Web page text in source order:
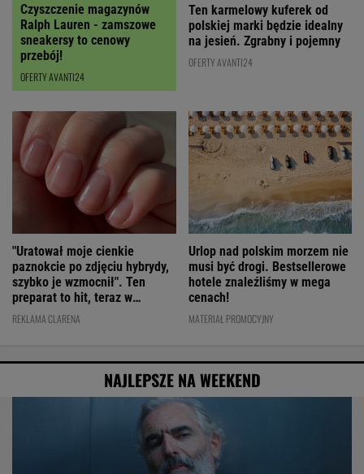
Czyszczenie magazynów
Ralph Lauren - zamszowe
sneakersy to cenowy
przebój!
OFERTY AVANTI24
Ten karmelowy kuferek od
polskiej marki będzie idealny
na jesień. Zgrabny i pojemny
OFERTY AVANTI24
"Uratował moje cienkie
paznokcie po zdjęciu hybrydy,
szybko je wzmocnił". Ten
preparat to hit, teraz w
świetnej cenie
REKLAMA CLARENA
Urlop nad polskim morzem nie
musi być drogi. Bestsellerowe
hotele znaleźliśmy w mega
cenach!
MATERIAŁ PROMOCYJNY
NAJLEPSZE NA WEEKEND